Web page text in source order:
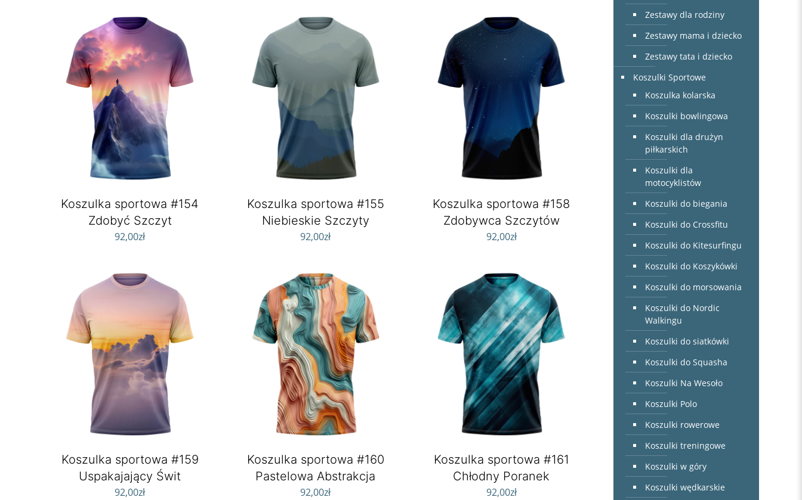
Koszulka sportowa #154
Zdobyć Szczyt
92,00zł
Koszulka sportowa #155
Niebieskie Szczyty
92,00zł
Koszulka sportowa #158
Zdobywca Szczytów
92,00zł
Koszulka sportowa #159
Uspakajający Świt
92,00zł
Koszulka sportowa #160
Pastelowa Abstrakcja
92,00zł
Koszulka sportowa #161
Chłodny Poranek
92,00zł
Zestawy dla rodziny
Zestawy mama i dziecko
Zestawy tata i dziecko
Koszulki Sportowe
Koszulka kolarska
Koszulki bowlingowa
Koszulki dla drużyn
piłkarskich
Koszulki dla
motocyklistów
Koszulki do biegania
Koszulki do Crossfitu
Koszulki do Kitesurfingu
Koszulki do Koszykówki
Koszulki do morsowania
Koszulki do Nordic
Walkingu
Koszulki do siatkówki
Koszulki do Squasha
Koszulki Na Wesoło
Koszulki Polo
Koszulki rowerowe
Koszulki treningowe
Koszulki w góry
Koszulki wędkarskie